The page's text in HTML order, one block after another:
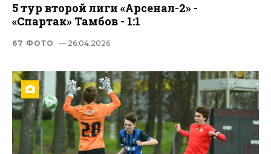
5 тур второй лиги «Арсенал-2» -
«Спартак» Тамбов - 1:1
67 ФОТО — 26.04.2026